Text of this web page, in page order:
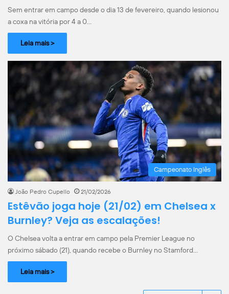
Sem entrar em campo desde o dia 13 de fevereiro, quando lesionou
a coxa na vitória por 4 a 0…
Leia mais >
Campeonato Inglês
João Pedro Cupello 21/02/2026
Estêvão joga hoje (21/02) em Chelsea x
Burnley? Veja as escalações!
O Chelsea volta a entrar em campo pela Premier League no
próximo sábado (21), quando recebe o Burnley no Stamford…
Leia mais >